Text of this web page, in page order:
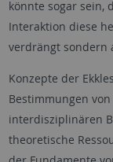
könnte sogar sein,
Interaktion diese
verdrängt sondern
Konzepte der
Bestimmungen
interdisziplinären
theoretische